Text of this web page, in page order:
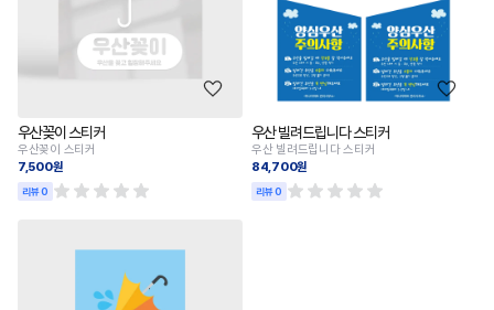
우산꽂이 스티커
우산꽂이 스티커
7,500원
리뷰 0
우산 빌려드립니다 스티커
우산 빌려드립니다 스티커
84,700원
리뷰 0